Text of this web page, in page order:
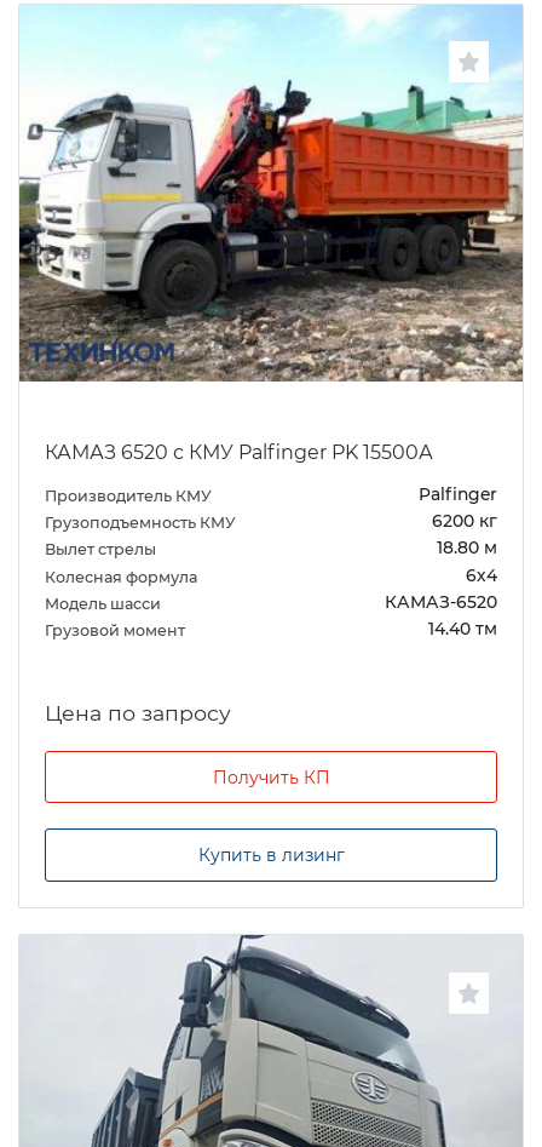
КАМАЗ 6520 с КМУ Palfinger PK 15500А
Производитель КМУ Palfinger
Грузоподъемность КМУ 6200 кг
Вылет стрелы 18.80 м
Колесная формула 6х4
Модель шасси КАМАЗ-6520
Грузовой момент 14.40 тм
Цена по запросу
Получить КП
Купить в лизинг